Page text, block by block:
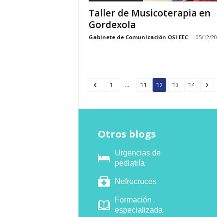
Taller de Musicoterapia en
Gordexola
Gabinete de Comunicación OSI EEC - 05/12/
1 ... 11 12 13 14
Otros blogs
Urgencias de
pediatría
Nefrocruces
Formación
especializada